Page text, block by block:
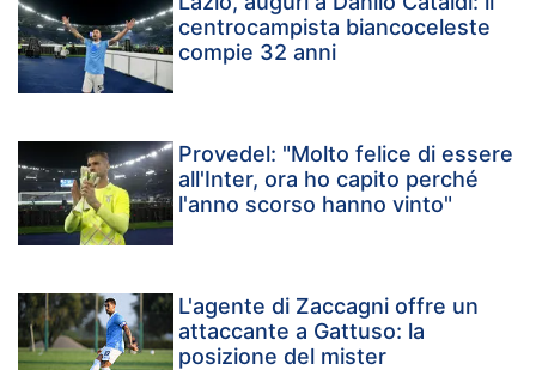
centrocampista biancoceleste
compie 32 anni
Provedel: "Molto felice di essere
all'Inter, ora ho capito perché
l'anno scorso hanno vinto"
L'agente di Zaccagni offre un
attaccante a Gattuso: la
posizione del mister